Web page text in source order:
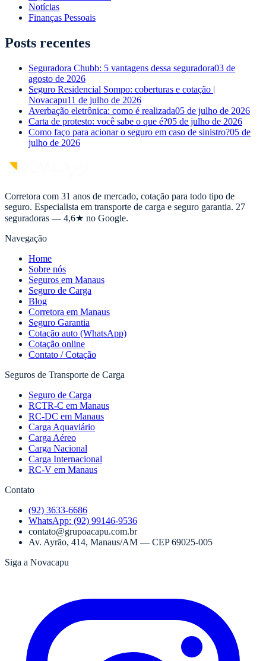
Notícias
Finanças Pessoais
Posts recentes
Seguradora Chubb: 5 vantagens dessa seguradora03 de
agosto de 2026
Seguro Residencial Sompo: coberturas e cotação |
Novacapu11 de julho de 2026
Averbação eletrônica: como é realizada05 de julho de 2026
Carta de protesto: você sabe o que é?05 de julho de 2026
Como faço para acionar o seguro em caso de sinistro?05 de
julho de 2026
Corretora com 31 anos de mercado, cotação para todo tipo de
seguro. Especialista em transporte de carga e seguro garantia. 27
seguradoras — 4,6★ no Google.
Navegação
Home
Sobre nós
Seguros em Manaus
Seguro de Carga
Blog
Corretora em Manaus
Seguro Garantia
Cotação auto (WhatsApp)
Cotação online
Contato / Cotação
Seguros de Transporte de Carga
Seguro de Carga
RCTR-C em Manaus
RC-DC em Manaus
Carga Aquaviário
Carga Aéreo
Carga Nacional
Carga Internacional
RC-V em Manaus
Contato
(92) 3633-6686
WhatsApp: (92) 99146-9536
contato@grupoacapu.com.br
Av. Ayrão, 414, Manaus/AM — CEP69025-005
Siga a Novacapu